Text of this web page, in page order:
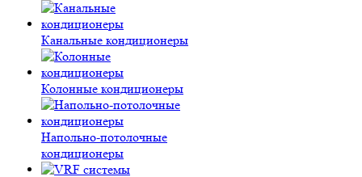
Канальные кондиционеры
Колонные кондиционеры
Напольно-потолочные
кондиционеры